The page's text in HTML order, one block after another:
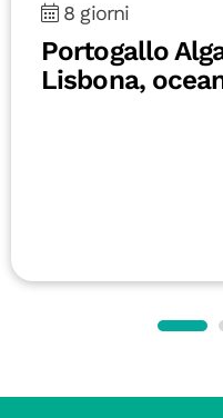
8 giorni
Portogallo
Lisbona,